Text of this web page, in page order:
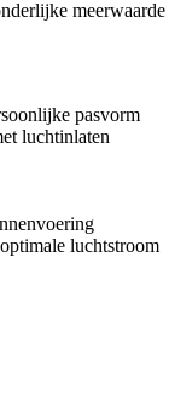
meerwaarde
pasvorm
luchtinlaten
luchtstroom